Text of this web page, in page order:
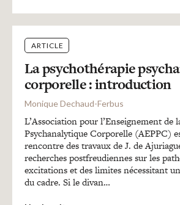
ARTICLE
La psychothérapie
corporelle : introduction
Monique Dechaud-Ferbus
L’Association pour l’Enseignement de
Psychanalytique Corporelle (AEPPC)
rencontre des travaux de J. de
recherches postfreudiennes sur les
excitations et des limites nécessitant
du cadre. Si le divan…